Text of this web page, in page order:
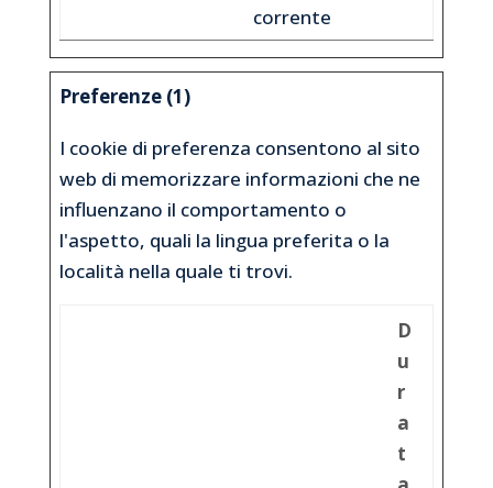
corrente
Preferenze (1)
I cookie di preferenza consentono al sito
web di memorizzare informazioni che ne
influenzano il comportamento o
l'aspetto, quali la lingua preferita o la
località nella quale ti trovi.
D
u
r
a
t